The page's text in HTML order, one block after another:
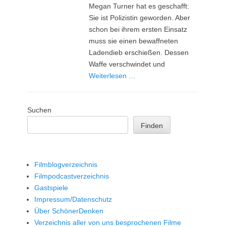
Megan Turner hat es geschafft:
Sie ist Polizistin geworden. Aber
schon bei ihrem ersten Einsatz
muss sie einen bewaffneten
Ladendieb erschießen. Dessen
Waffe verschwindet und
Weiterlesen …
Suchen
Finden
Filmblogverzeichnis
Filmpodcastverzeichnis
Gastspiele
Impressum/Datenschutz
Über SchönerDenken
Verzeichnis aller von uns besprochenen Filme